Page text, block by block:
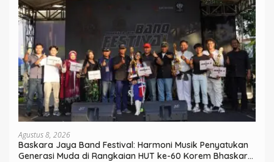
Agustus 8, 2026
Baskara Jaya Band Festival: Harmoni Musik Penyatukan
Generasi Muda di Rangkaian HUT ke-60 Korem Bhaskara